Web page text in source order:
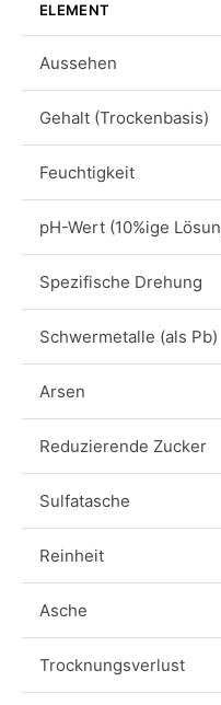
ELEMENT
Aussehen
Gehalt (Trockenbasis)
Feuchtigkeit
pH-Wert (10%ige
Spezifische Drehung
Schwermetalle (als Pb)
Arsen
Reduzierende Zucker
Sulfatasche
Reinheit
Asche
Trocknungsverlust